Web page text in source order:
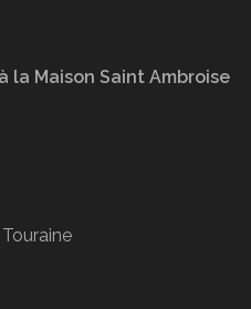
la Maison Saint Ambroise